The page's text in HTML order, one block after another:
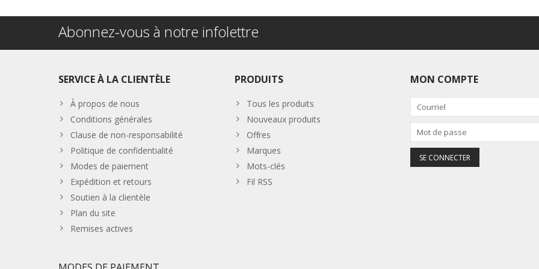
Abonnez-vous à notre infolettre
SERVICE À LA CLIENTÈLE
À propos de nous
Conditions générales
Clause de non-responsabilité
Politique de confidentialité
Modes de paiement
Expédition et retours
Soutien à la clientèle
Plan du site
Remises actives
PRODUITS
Tous les produits
Nouveaux produits
Offres
Marques
Mots-clés
Fil RSS
MON COMPTE